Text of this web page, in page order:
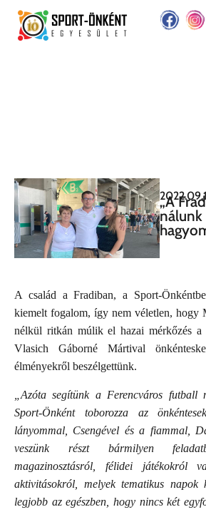
„A
nálunk
A család a Fradiban, a Sport-
kiemelt fogalom, így nem véletlen, hogy
nélkül ritkán múlik el hazai mérkőzés a
Vlasich Gáborné Mártival
élményekről beszélgettünk.
„Azóta segítünk a Ferencváros futball
Sport-Önként toborozza az
lányommal, Csengével és a fiammal,
veszünk részt bármilyen
magazinosztásról, félidei játékokról
aktivitásokról, melyek tematikus napok
legjobb az egészben, hogy nincs két